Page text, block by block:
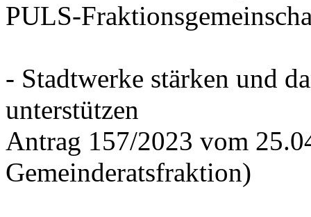
PULS-
- Stadtwerke stärken und
unterstützen
Antrag 157/2023 vom
Gemeinderatsfraktion)